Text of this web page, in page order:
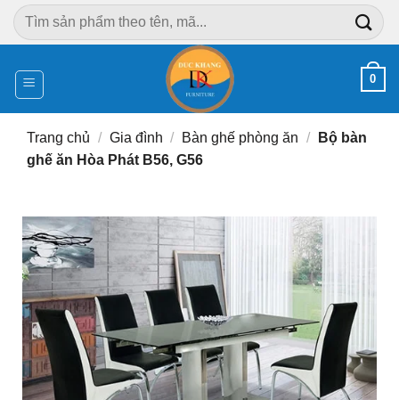
Chuyển
đến
dung
Tìm
kiếm:
0
Trang chủ / Gia đình / Bàn ghế phòng ăn /
Bộ bàn
ghế ăn Hòa Phát B56, G56